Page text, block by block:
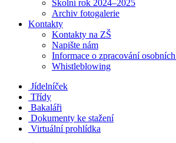
Školní rok 2024–2025
Archiv fotogalerie
Kontakty
Kontakty na ZŠ
Napište nám
Informace o zpracování
Whistleblowing
Jídelníček
Třídy
Bakaláři
Dokumenty ke stažení
Virtuální prohlídka